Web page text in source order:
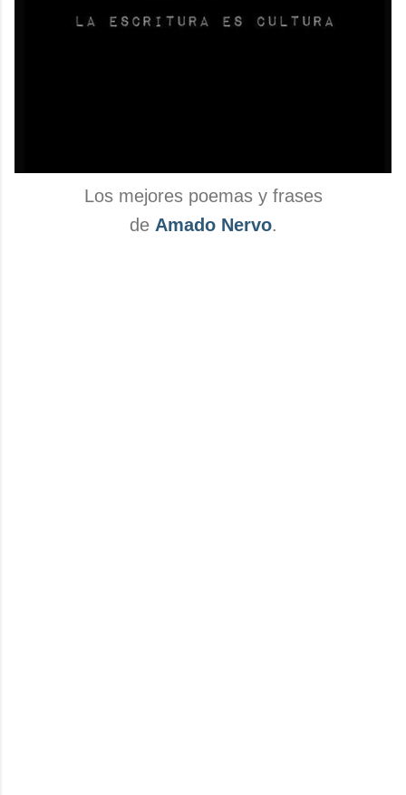
Los mejores poemas y frases
de Amado Nervo.